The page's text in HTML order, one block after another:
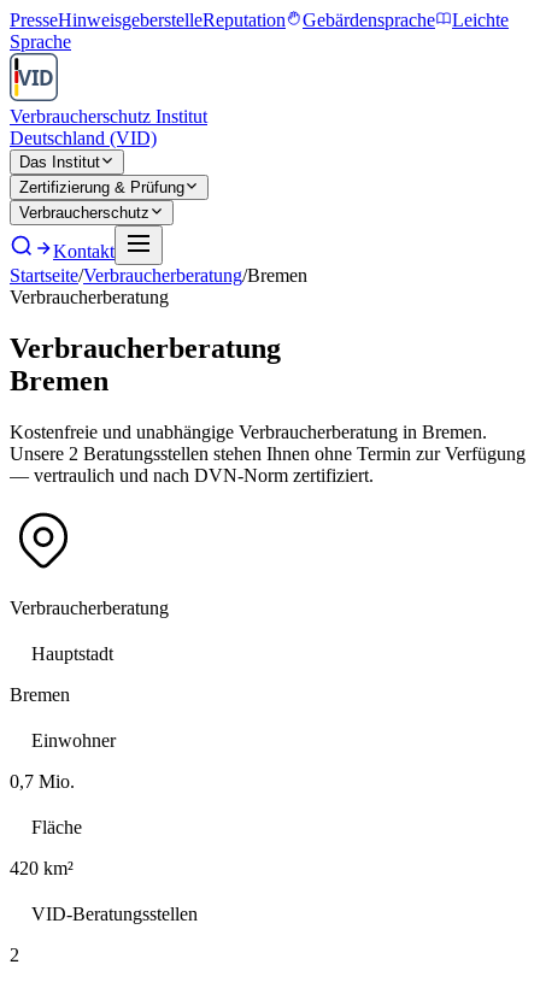
PresseHinweisgeberstelleReputation Gebärdensprache
Leichte
Sprache
Verbraucherschutz Institut
Deutschland (VID)
Das Institut
Zertifizierung & Prüfung
Verbraucherschutz
Kontakt
Startseite/Verbraucherberatung/Bremen
Verbraucherberatung
Verbraucherberatung
Bremen
Kostenfreie und unabhängige Verbraucherberatung in Bremen.
Unsere 2 Beratungsstellen stehen Ihnen ohne Termin zur Verfügung
— vertraulich und nach DVN-Norm zertifiziert.
Verbraucherberatung
Hauptstadt
Bremen
Einwohner
0,7 Mio.
Fläche
420 km²
VID-Beratungsstellen
2